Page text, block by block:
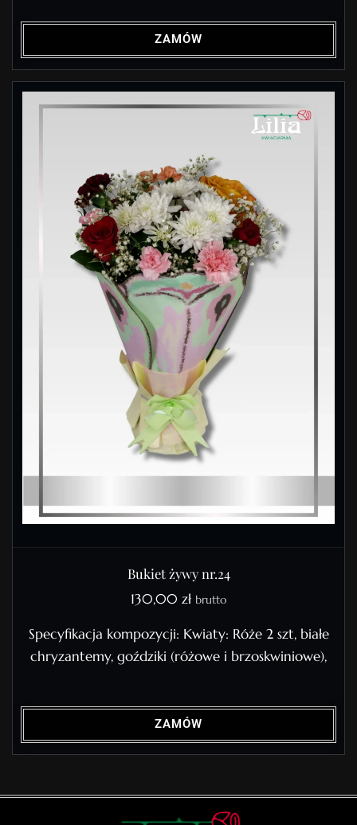
ZAMÓW
Bukiet żywy nr.24
130,00 zł brutto
Specyfikacja kompozycji: Kwiaty: Róże 2 szt, białe
chryzantemy, goździki (różowe i brzoskwiniowe),
ZAMÓW